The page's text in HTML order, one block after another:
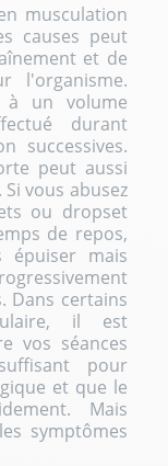
musculation
causes peut
et de
l'organisme.
à un volume
durant
successives.
peut aussi
vous abusez
ou dropset
de repos,
épuiser mais
Dans certains
il est
vos séances
pour
et que le
Mais
symptômes